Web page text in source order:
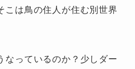
こは鳥の住人が住む別世界
なっているのか？少しダー